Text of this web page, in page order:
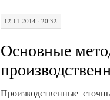
12.11.2014 · 20:32
Основные
Производственные